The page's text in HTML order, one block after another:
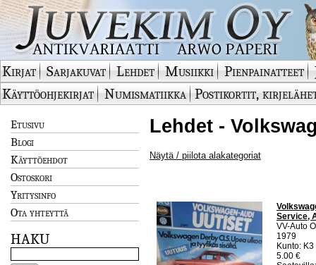
Kirjat Sarjakuvat Lehdet Musiikki Pienpainatteet
Käyttöohjekirjat
Numismatiikka Postikortit,
Etusivu
Blogi
Käyttöehdot
Ostoskori
Yritysinfo
Ota yhteyttä
HAKU
Lehdet -
Näytä / piilota alakategoriat
Service,
VV-Auto
1979
Kunto:
5.00 €